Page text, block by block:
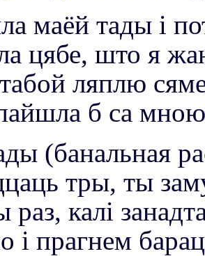
маёй тады і
цябе, што я
ляплю
б са мною
(банальная
тры, ты
калі
і прагнем